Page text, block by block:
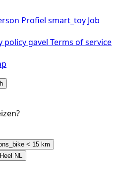
Profiel smart_toy Job
policygavel Terms of service
< 15 km
Heel NL